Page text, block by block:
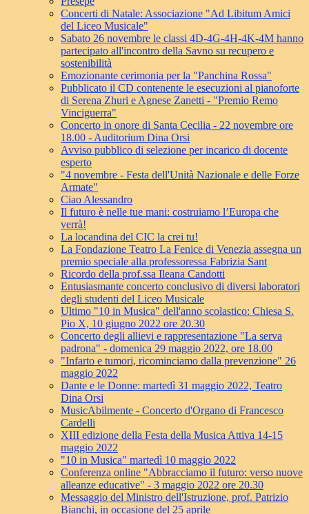
Concerti di Natale: Associazione "Ad Libitum Amici
del Liceo Musicale"
Sabato 26 novembre le classi 4D-4G-4H-4K-4M hanno
partecipato all'incontro della Savno su recupero e
sostenibilità
Emozionante cerimonia per la "Panchina Rossa"
Pubblicato il CD contenente le esecuzioni al pianoforte
di Serena Zhuri e Agnese Zanetti - "Premio Remo
Vinciguerra"
Concerto in onore di Santa Cecilia - 22 novembre ore
18.00 - Auditorium Dina Orsi
Avviso pubblico di selezione per incarico di docente
esperto
"4 novembre - Festa dell'Unità Nazionale e delle Forze
Armate"
Ciao Alessandro
Il futuro è nelle tue mani: costruiamo l’Europa che
verrà!
La locandina del CIC la crei tu!
La Fondazione Teatro La Fenice di Venezia assegna un
premio speciale alla professoressa Fabrizia Sant
Ricordo della prof.ssa Ileana Candotti
Entusiasmante concerto conclusivo di diversi laboratori
degli studenti del Liceo Musicale
Ultimo "10 in Musica" dell'anno scolastico: Chiesa S.
Pio X, 10 giugno 2022 ore 20.30
Concerto degli allievi e rappresentazione "La serva
padrona" - domenica 29 maggio 2022, ore 18.00
"Infarto e tumori, ricominciamo dalla prevenzione" 26
maggio 2022
Dante e le Donne: martedì 31 maggio 2022, Teatro
Dina Orsi
MusicAbilmente - Concerto d'Organo di Francesco
Cardelli
XIII edizione della Festa della Musica Attiva 14-15
maggio 2022
"10 in Musica" martedì 10 maggio 2022
Conferenza online "Abbracciamo il futuro: verso nuove
alleanze educative" - 3 maggio 2022 ore 20.30
Messaggio del Ministro dell'Istruzione, prof. Patrizio
Bianchi, in occasione del 25 aprile